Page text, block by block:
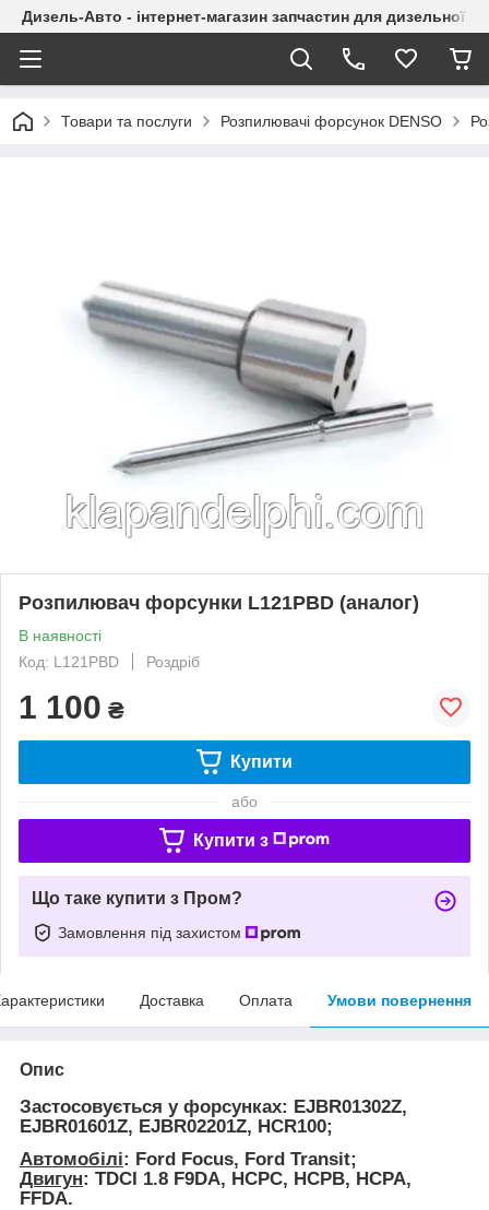
Дизель-Авто - інтернет-магазин запчастин для дизельної
Товари та послуги Розпилювачі форсунок DENSO
Розпилювач форсунки L121PBD (аналог)
В наявності
Код: L121PBD
Роздріб
1 100 ₴
Купити
або
Купити з
Що таке купити з Пром?
Замовлення під захистом
Доставка Оплата Умови повернення
Опис
Застосовується у форсунках: EJBR01302Z,
EJBR01601Z, EJBR02201Z, HCR100;
Автомобілі: Ford Focus, Ford Transit;​​​
Двигун: TDCI 1.8 F9DA, HCPC, HCPB, HCPA,
FFDA.